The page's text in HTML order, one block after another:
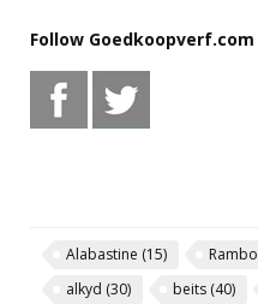
Follow Goedkoopverf.com
Alabastine (15) Rambo
alkyd (30) beits (40)